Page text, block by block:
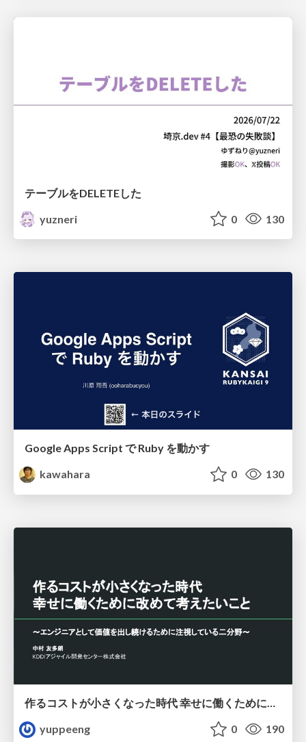
テーブルをDELETEした
yuzneri
0 130
Google Apps Script で Ruby を動かす
kawahara
0 130
作るコストが小さくなった時代 幸せに働くために改めて考えたいこと 〜エンジニアとして価値を出し続けるために注視している二分野〜
yuppeeng
0 190